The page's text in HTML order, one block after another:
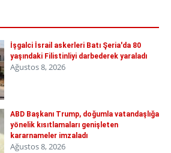
İşgalci İsrail askerleri Batı Şeria'da 80
yaşındaki Filistinliyi darbederek yaraladı
Ağustos 8, 2026
ABD Başkanı Trump, doğumla vatandaşlığa
yönelik kısıtlamaları genişleten
kararnameler imzaladı
Ağustos 8, 2026